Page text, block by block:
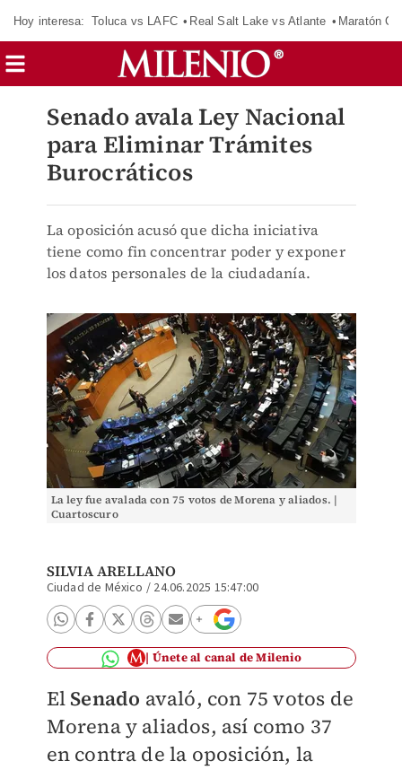
Hoy interesa: Toluca vs LAFC Real Salt Lake vs Atlante Maratón
Senado avala Ley Nacional
para Eliminar Trámites
Burocráticos
La oposición acusó que dicha iniciativa
tiene como fin concentrar poder y exponer
los datos personales de la ciudadanía.
La ley fue avalada con 75 votos de Morena y aliados. |
Cuartoscuro
SILVIA ARELLANO
Ciudad de México / 24.06.2025 15:47:00
Únete al canal de Milenio
El Senado avaló, con 75 votos de
Morena y aliados, así como 37
en contra de la oposición, la